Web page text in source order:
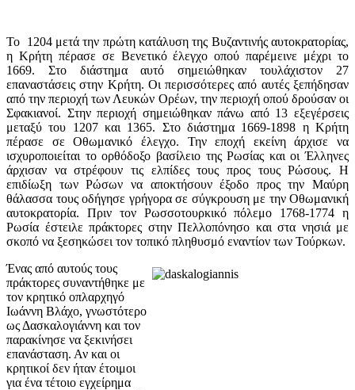
Το 1204 μετά την πρώτη κατάλυση της Βυζαντινής αυτοκρατορίας,
η Κρήτη πέρασε σε Βενετικό έλεγχο οπού παρέμεινε μέχρι το
1669. Στο διάστημα αυτό σημειώθηκαν τουλάχιστον 27
επαναστάσεις στην Κρήτη. Οι περισσότερες από αυτές ξεπήδησαν
από την περιοχή των Λευκών Ορέων, την περιοχή οπού δρούσαν οι
Σφακιανοί. Στην περιοχή σημειώθηκαν πάνω από 13 εξεγέρσεις
μεταξύ του 1207 και 1365. Στο διάστημα 1669-1898 η Κρήτη
πέρασε σε Οθωμανικό έλεγχο. Την εποχή εκείνη άρχισε να
ισχυροποιείται το ορθόδοξο βασίλειο της Ρωσίας και οι Έλληνες
άρχισαν να στρέφουν τις ελπίδες τους προς τους Ρώσους. Η
επιδίωξη των Ρώσων να αποκτήσουν έξοδο προς την Μαύρη
θάλασσα τους οδήγησε γρήγορα σε σύγκρουση με την Οθωμανική
αυτοκρατορία. Πριν τον Ρωσσοτουρκικό πόλεμο 1768-1774 η
Ρωσία έστειλε πράκτορες στην Πελλοπόνησο και στα νησιά με
σκοπό να ξεσηκώσει τον τοπικό πληθυσμό εναντίον των Τούρκων.
Ένας από αυτούς τους
πράκτορες συναντήθηκε με
τον κρητικό οπλαρχηγό
Ιωάννη Βλάχο, γνωστότερο
ως Δασκαλογιάννη και τον
παρακίνησε να ξεκινήσει
επανάσταση. Αν και οι
κρητικοί δεν ήταν έτοιμοι
για ένα τέτοιο εγχείρημα